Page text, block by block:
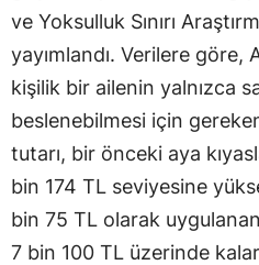
ve Yoksulluk Sınırı
yayımlandı. Verilere göre,
kişilik bir ailenin yalnızca
beslenebilmesi için
tutarı, bir önceki aya
bin 174 TL seviyesine
bin 75 TL olarak
7 bin 100 TL üzerinde